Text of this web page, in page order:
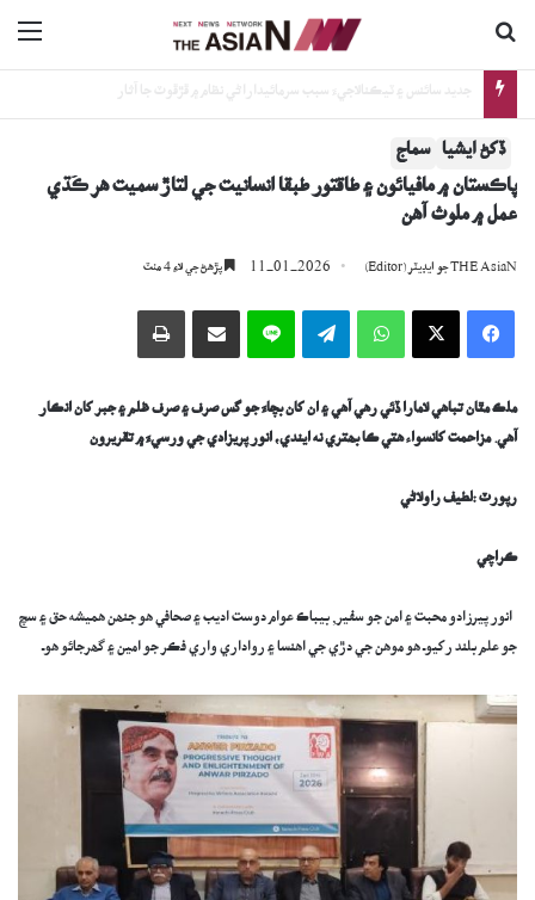
ڏکڻ ايشيا سماج
پاڪستان ۾ مافيائون ۽ طاقتور طبقا انسانيت جي لتاڙ سميت ھر ڪُڌي
عمل ۾ ملوث آھن
THE AsiaN جو ايڊيٽر (Editor) 11-01-2026 پڙھڻ جي لاءِ 4 منٽ
Facebook
X
WhatsApp
Telegram
Line اي ميل وسيلي ونڊيو پرنٽ
ملڪ مٿان تباھي لامارا ڏئي رھي آھي ۽ ان کان بچاءَ جو گس صرف ۽ صرف ظلم ۽ جبر کان انڪار
آھي. مزاحمت کانسواء ھتي ڪا بھتري نه ايندي، انور پريزادي جي ورسيءَ ۾ تقريرون
رپورٽ :لطيف راولاڻي
ڪراچي
انور پيرزادو محبت ۽ امن جو سفير, بيباڪ عوام دوست اديب ۽ صحافي ھو جنھن ھميشه حق ۽ سچ
جو علم بلند رکيوـ ھو موھن جي دڙي جي اھنسا ۽ رواداري واري فڪر جو امين ۽ گھرجائو ھوـ